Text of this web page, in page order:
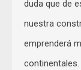
duda que de
nuestra
emprenderá